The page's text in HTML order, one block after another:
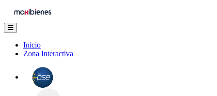
Inicio
Zona Interactiva